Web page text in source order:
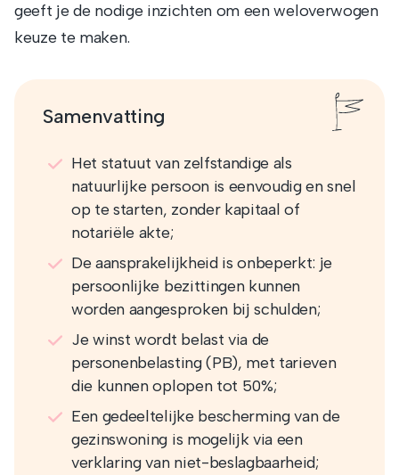
geeft je de nodige inzichten om een weloverwogen
keuze te maken.
Samenvatting
Het statuut van zelfstandige als
natuurlijke persoon is eenvoudig en snel
op te starten, zonder kapitaal of
notariële akte;
De aansprakelijkheid is onbeperkt: je
persoonlijke bezittingen kunnen
worden aangesproken bij schulden;
Je winst wordt belast via de
personenbelasting (PB), met tarieven
die kunnen oplopen tot 50%;
Een gedeeltelijke bescherming van de
gezinswoning is mogelijk via een
verklaring van niet-beslagbaarheid;